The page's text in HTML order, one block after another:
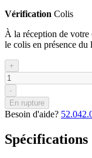
Vérification Colis
À la réception de
le colis en présence du
+
-
En rupture
Besoin d'aide?
Spécifications